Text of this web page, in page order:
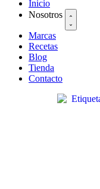
Inicio
Nosotros
Marcas
Recetas
Blog
Tienda
Contacto